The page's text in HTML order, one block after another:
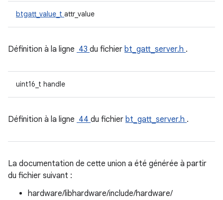
btgatt_value_t attr_value
Définition à la ligne 43 du fichier bt_gatt_server.h .
uint16_t handle
Définition à la ligne 44 du fichier bt_gatt_server.h .
La documentation de cette union a été générée à partir
du fichier suivant :
hardware/libhardware/include/hardware/